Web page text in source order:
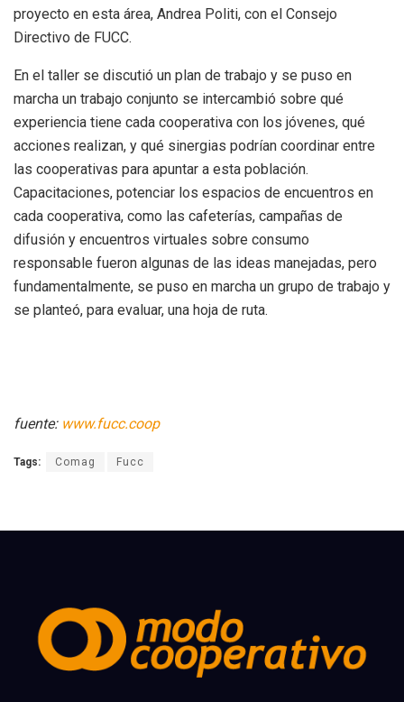
proyecto en esta área, Andrea Politi, con el Consejo
Directivo de FUCC.
En el taller se discutió un plan de trabajo y se puso en
marcha un trabajo conjunto se intercambió sobre qué
experiencia tiene cada cooperativa con los jóvenes, qué
acciones realizan, y qué sinergias podrían coordinar entre
las cooperativas para apuntar a esta población.
Capacitaciones, potenciar los espacios de encuentros en
cada cooperativa, como las cafeterías, campañas de
difusión y encuentros virtuales sobre consumo
responsable fueron algunas de las ideas manejadas, pero
fundamentalmente, se puso en marcha un grupo de trabajo y
se planteó, para evaluar, una hoja de ruta.
fuente: www.fucc.coop
Tags: Comag Fucc